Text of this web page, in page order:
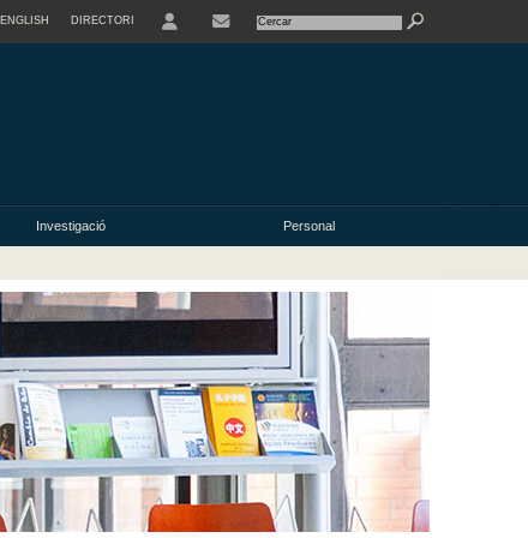
ENGLISH DIRECTORI
Investigació Personal